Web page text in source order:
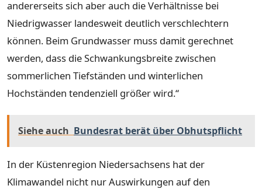
andererseits sich aber auch die Verhältnisse bei
Niedrigwasser landesweit deutlich verschlechtern
können. Beim Grundwasser muss damit gerechnet
werden, dass die Schwankungsbreite zwischen
sommerlichen Tiefständen und winterlichen
Hochständen tendenziell größer wird.“
Siehe auch Bundesrat berät über Obhutspflicht
In der Küstenregion Niedersachsens hat der
Klimawandel nicht nur Auswirkungen auf den